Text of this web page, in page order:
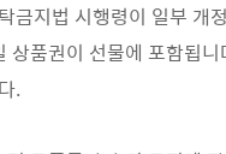
금지법 시행령이 일부 개
상품권이 선물에 포함됩
.